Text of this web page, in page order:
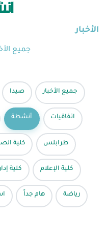
الأخبار
جميع
جميع الأخبار صيدا
اتفاقيات أنشطة
طرابلس كلية
كلية الإعلام كلية
رياضة هام جداً